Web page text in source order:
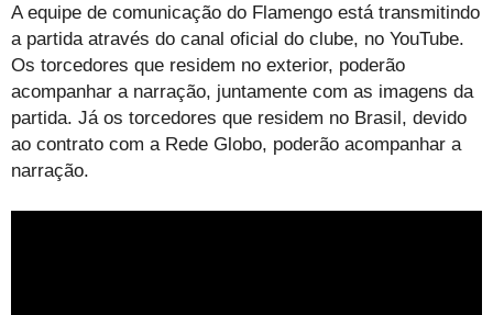
A equipe de comunicação do Flamengo está transmitindo
a partida através do canal oficial do clube, no YouTube.
Os torcedores que residem no exterior, poderão
acompanhar a narração, juntamente com as imagens da
partida. Já os torcedores que residem no Brasil, devido
ao contrato com a Rede Globo, poderão acompanhar a
narração.